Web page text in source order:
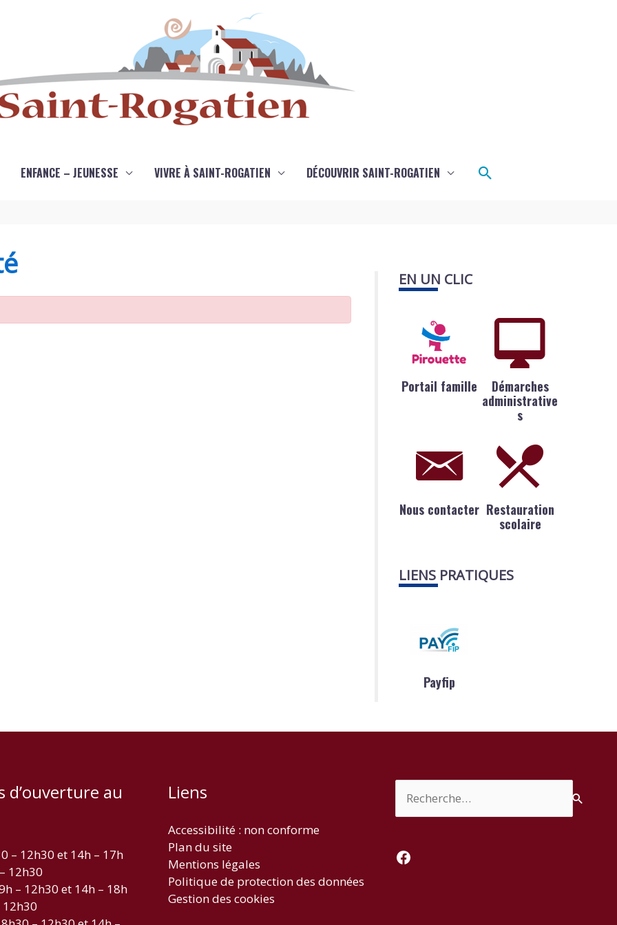
ENFANCE – JEUNESSE VIVRE À SAINT-ROGATIEN DÉCOUVRIR SAINT-ROGATIEN Rechercher
EN UN CLIC
Portail famille
Démarches
administrative
s
Nous contacter Restauration
scolaire
LIENS PRATIQUES
Payfip
d’ouverture au
– 12h30 et 14h – 17h
12h30
– 12h30 et 14h – 18h
12h30
Liens
Accessibilité : non conforme
Plan du site
Mentions légales
Politique de protection des données
Gestion des cookies
Facebook